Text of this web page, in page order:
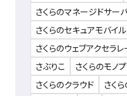
さくらのマネージドサー
さくらのセキュアモバイ
さくらのウェブアクセラレ
さぶりこ
さくらのモノ
さくらのクラウド
さく